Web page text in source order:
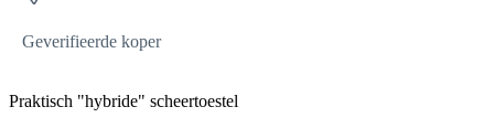
Geverifieerde koper
Praktisch "hybride" scheertoestel